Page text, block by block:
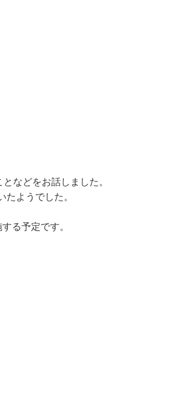
などをお話しました。
ようでした。
る予定です。